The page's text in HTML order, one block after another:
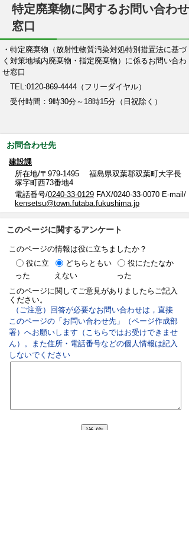
特定廃棄物に関するお問い合わせ
窓口
・特定廃棄物（放射性物質汚染対処特別措置法に基づ
く対策地域内廃棄物・指定廃棄物）に係るお問い合わ
せ窓口
TEL:0120-869-4444（フリーダイヤル）
受付時間： 9時30分～ 18時15分（日祝除く）
お問合わせ先
建設課
所在地/〒979-1495 福島県双葉郡双葉町大字長
塚字町西73番地4
電話番号/0240-33-0129 FAX/0240-33-0070 E-mail/
kensetsu@town.futaba.fukushima.jp
このページに関するアンケート
このページの情報は役に立ちましたか？
役に立
った
どちらともい
えない
役にたたなか
った
このページに関してご意見がありましたらご記入
ください。
（ご注意）回答が必要なお問い合わせは，直接
このページの「お問い合わせ先」（ページ作成部
署）へお願いします（こちらではお受けできませ
ん）。また住所・電話番号などの個人情報は記入
しないでください